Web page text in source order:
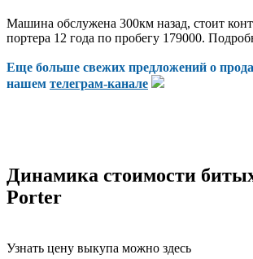
Машина обслужена 300км назад, стоит
портера 12 года по пробегу 179000.
Еще больше свежих предложений о
нашем телеграм-канале
Динамика стоимости
Porter
Узнать цену выкупа можно здесь